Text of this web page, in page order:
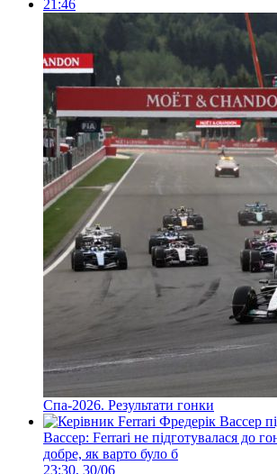
21:46
Спа-2026. Результати гонки
Вассер: Ferrari не підготувалася до
добре, як варто було б
23:30, 30/06